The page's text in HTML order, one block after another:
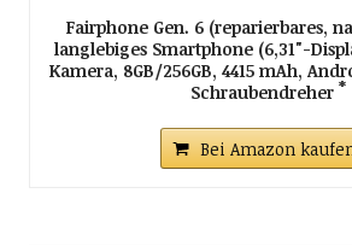
Fairphone Gen. 6 (reparierbares,
langlebiges Smartphone (6,31"-
Kamera, 8GB/256GB, 4415 mAh,
Schraubendreher
Bei Amazon